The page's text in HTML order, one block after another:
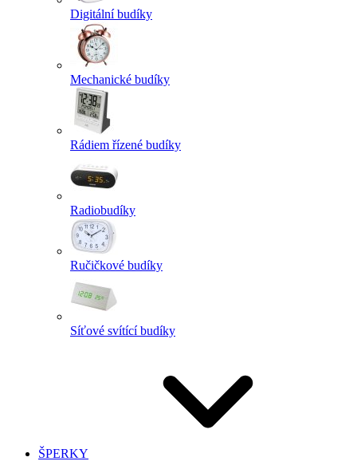
Digitální budíky
Mechanické budíky
Rádiem řízené budíky
Radiobudíky
Ručičkové budíky
Síťové svítící budíky
ŠPERKY